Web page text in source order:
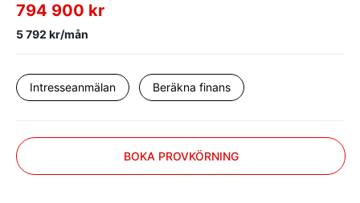
794 900 kr
5 792 kr/mån
Intresseanmälan Beräkna finans
BOKA PROVKÖRNING